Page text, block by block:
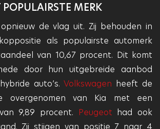
MERK
de vlag uit. Zij behouden in
als populairste automerk
van 10,67 procent. Dit komt
door hun uitgebreide aanbod
auto’s. Volkswagen heeft de
overgenomen van Kia met een
9,89 procent. Peugeot had ook
Zij stijgen van positie 7 naar 4